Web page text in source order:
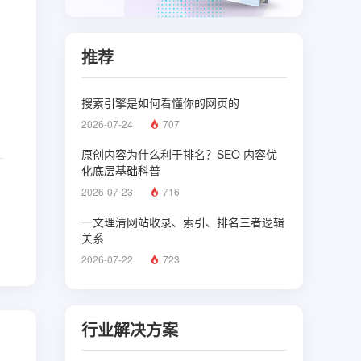
推荐
搜索引擎是如何看懂你的网页的
2026-07-24 707
原创内容为什么利于排名？SEO 内容优
化底层基础科普
2026-07-23 716
一文理清网站收录、索引、排名三者逻辑
关系
2026-07-22 723
行业解决方案